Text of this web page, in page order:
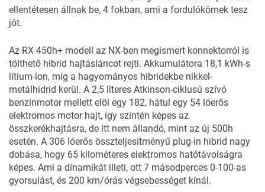
ellentétesen állnak be, 4 fokban, ami a fordulókörnek tesz
jót.
Az RX 450h+ modell az NX-ben megismert konnektorról is
tölthető hibrid hajtásláncot rejti. Akkumulátora 18,1 kWh-s
lítium-ion, míg a hagyományos hibridekbe nikkel-
metálhidrid kerül. A 2,5 literes Atkinson-ciklusú szívó
benzinmotor mellett elöl egy 182, hátul egy 54 lóerős
elektromos motor hajt, így szintén képes az
összkerékhajtásra, de itt nem állandó, mint az új 500h
esetén. A 306 lóerős összteljesítményű plug-in hibrid nagy
dobása, hogy 65 kilométeres elektromos hatótávolságra
képes. Ami a dinamikát illeti, ott 7 másodperces 0-100-as
gyorsulást, és 200 km/órás végsebességet kínál.